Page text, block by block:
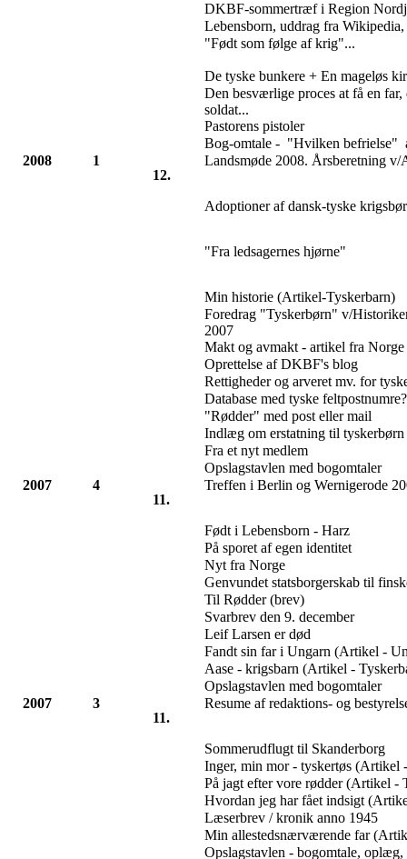
DKBF-sommertræf i Region
Lebensborn, uddrag fra Wikipedia,
"Født som følge af krig"...
De tyske bunkere + En mageløs
Den besværlige proces at få en far,
soldat...
Pastorens pistoler
Bog-omtale - "Hvilken befrielse"
2008
1
12.
Landsmøde 2008. Årsberetning
Adoptioner af dansk-tyske
"Fra ledsagernes hjørne"
Min historie (Artikel-Tyskerbarn)
Foredrag "Tyskerbørn" v/
2007
Makt og avmakt - artikel fra Norge
Oprettelse af DKBF's blog
Rettigheder og arveret mv. for
Database med tyske
"Rødder" med post eller mail
Indlæg om erstatning til tyskerbørn
Fra et nyt medlem
Opslagstavlen med bogomtaler
2007
4
11.
Treffen i Berlin og Wernigerode
Født i Lebensborn - Harz
På sporet af egen identitet
Nyt fra Norge
Genvundet statsborgerskab til
Til Rødder (brev)
Svarbrev den 9. december
Leif Larsen er død
Fandt sin far i Ungarn (Artikel -
Aase - krigsbarn (Artikel -
Opslagstavlen med bogomtaler
2007
3
11.
Resume af redaktions- og
Sommerudflugt til Skanderborg
Inger, min mor - tyskertøs (Artikel
På jagt efter vore rødder (Artikel -
Hvordan jeg har fået indsigt
Læserbrev / kronik anno 1945
Min allestedsnærværende far
Opslagstavlen - bogomtale,